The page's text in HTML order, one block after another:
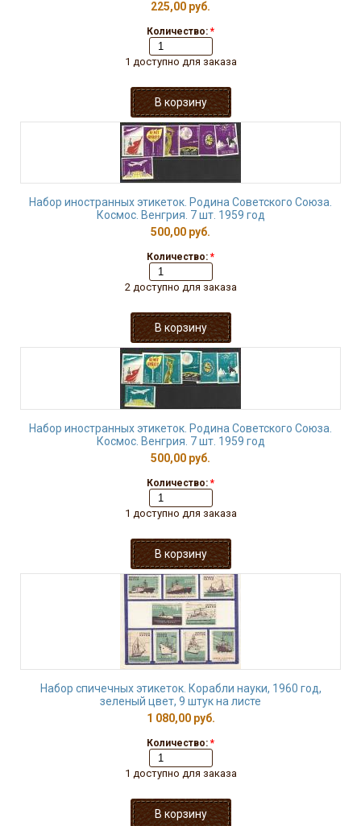
225,00 руб.
Количество: *
1 доступно для заказа
Набор иностранных этикеток. Родина Советского Союза.
Космос. Венгрия. 7 шт. 1959 год
500,00 руб.
Количество: *
2 доступно для заказа
Набор иностранных этикеток. Родина Советского Союза.
Космос. Венгрия. 7 шт. 1959 год
500,00 руб.
Количество: *
1 доступно для заказа
Набор спичечных этикеток. Корабли науки, 1960 год,
зеленый цвет, 9 штук на листе
1 080,00 руб.
Количество: *
1 доступно для заказа